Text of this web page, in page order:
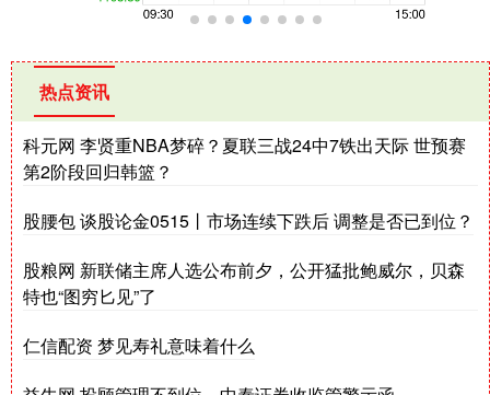
热点资讯
科元网 李贤重NBA梦碎？夏联三战24中7铁出天际 世预赛
第2阶段回归韩篮？
股腰包 谈股论金0515丨市场连续下跌后 调整是否已到位？
股粮网 新联储主席人选公布前夕，公开猛批鲍威尔，贝森
特也“图穷匕见”了
仁信配资 梦见寿礼意味着什么